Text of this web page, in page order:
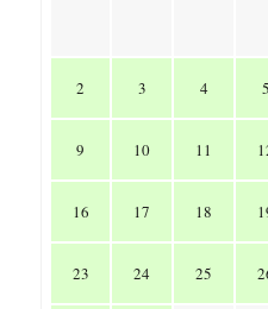
2 3 4 5
9 10 11
16 17 18
23 24 25